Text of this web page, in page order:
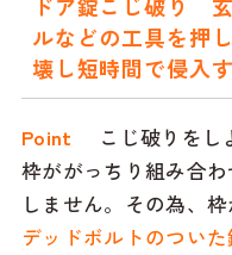
ルなどの工具を押
壊し短時間で侵入
Point こじ破りをし
枠ががっちり組み合
しません。その為、
デッドボルトのつい